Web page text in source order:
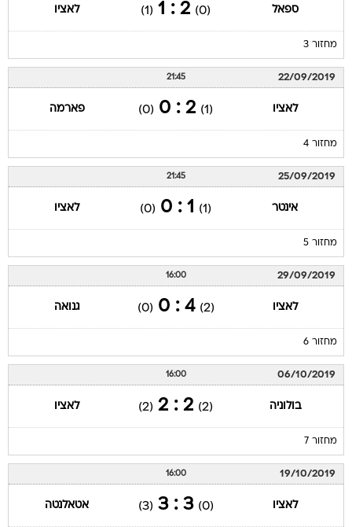
ספאל (0)
2 : 1
(1) לאציו
מחזור 3
22/09/2019
21:45
לאציו (1)
2 : 0
(0) פארמה
מחזור 4
25/09/2019
21:45
אינטר (1)
1 : 0
(0) לאציו
מחזור 5
29/09/2019
16:00
לאציו (2)
4 : 0
(0) גנואה
מחזור 6
06/10/2019
16:00
בולוניה (2)
2 : 2
(2) לאציו
מחזור 7
19/10/2019
16:00
לאציו (0)
3 : 3
(3) אטאלנטה